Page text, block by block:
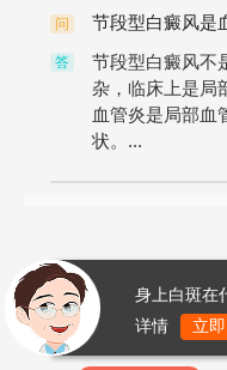
问 节段型白癜风是
答
节段型白癜风不
杂，临床上是局
血管炎是局部血
状。...
身上白斑在
详情
立